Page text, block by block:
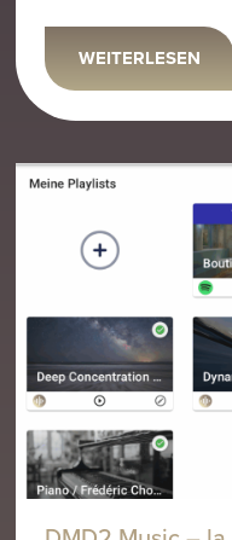
WEITERLESEN